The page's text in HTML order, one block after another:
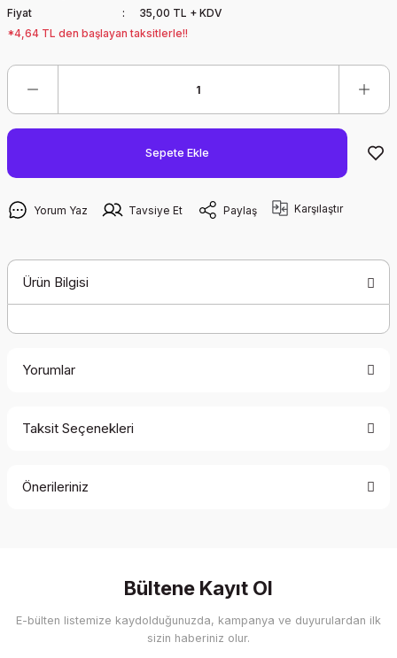
Fiyat
35,00 TL + KDV
*4,64 TL den başlayan taksitlerle!!
Sepete Ekle
Yorum Yaz Tavsiye Et Paylaş Karşılaştır
Ürün Bilgisi
Yorumlar
Taksit Seçenekleri
Önerileriniz
Görüş ve önerileriniz için teşekkür ederiz.
Ürün resmi kalitesiz, bozuk veya görüntülenemiyor.
Bültene Kayıt Ol
E-bülten listemize kaydolduğunuzda, kampanya ve duyurulardan ilk
sizin haberiniz olur.